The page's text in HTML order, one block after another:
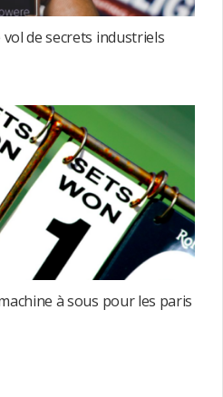
vol de secrets industriels
à sous pour les paris